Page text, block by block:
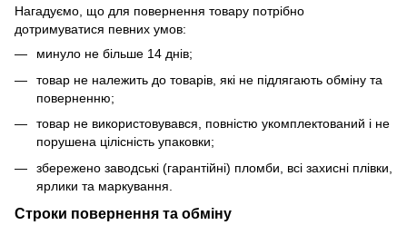
Нагадуємо, що для повернення товару потрібно
дотримуватися певних умов:
минуло не більше 14 днів;
товар не належить до товарів, які не підлягають обміну та
поверненню;
товар не використовувався, повністю укомплектований і не
порушена цілісність упаковки;
збережено заводські (гарантійні) пломби, всі захисні плівки,
ярлики та маркування.
Строки повернення та обміну